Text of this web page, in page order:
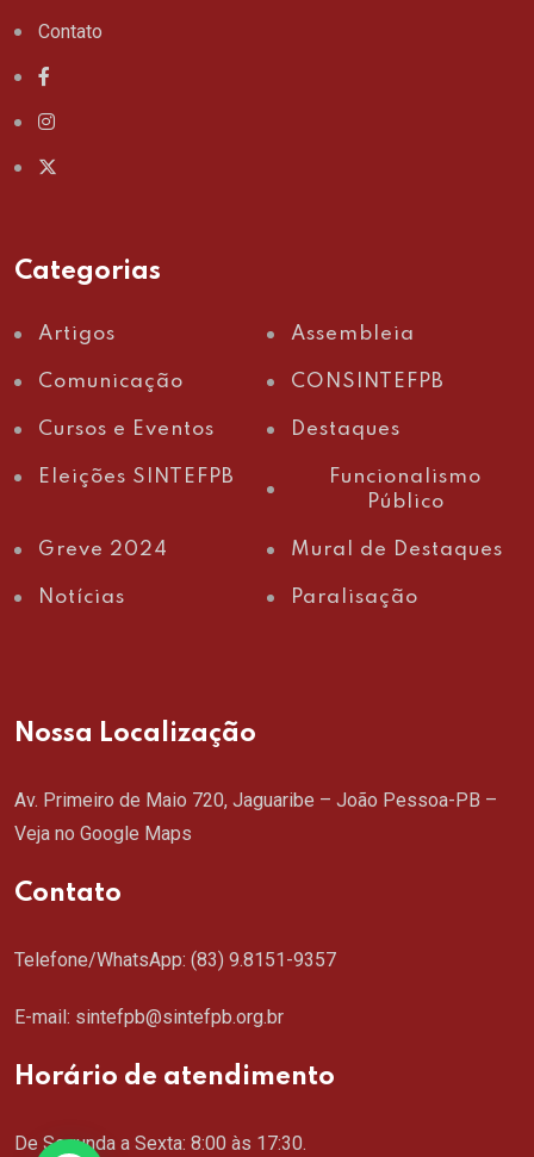
Contato
Categorias
Artigos Assembleia
Comunicação CONSINTEFPB
Cursos e Eventos Destaques
Eleições SINTEFPB
Funcionalismo
Público
Greve 2024 Mural de Destaques
Notícias Paralisação
Nossa Localização
Av. Primeiro de Maio 720, Jaguaribe – João Pessoa-PB –
Veja no Google Maps
Contato
Telefone/WhatsApp: (83) 9.8151-9357
E-mail: sintefpb@sintefpb.org.br
Horário de atendimento
De Segunda a Sexta: 8:00 às 17:30.